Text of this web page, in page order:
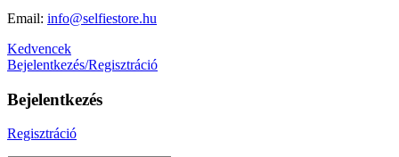
Email: info@selfiestore.hu
Kedvencek
Bejelentkezés/Regisztráció
Bejelentkezés
Regisztráció